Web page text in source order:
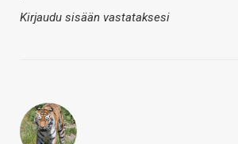
Kirjaudu sisään vastataksesi